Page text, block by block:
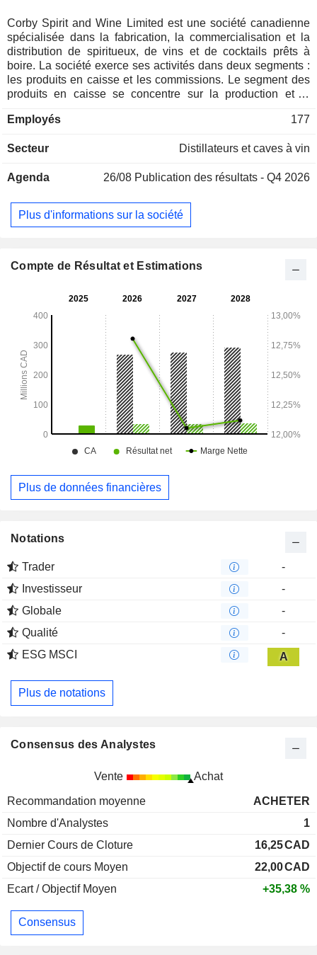
Corby Spirit and Wine Limited est une société canadienne
spécialisée dans la fabrication, la commercialisation et la
distribution de spiritueux, de vins et de cocktails prêts à
boire. La société exerce ses activités dans deux segments :
les produits en caisse et les commissions. Le segment des
produits en caisse se concentre sur la production et la
par la société, notamment les whiskies canadiens J.P.
Polar Ice et les liqueurs McGuinness, ainsi que le gin
épicé Chic Choc, les boissons prêtes à boire Cottage
segment Commissions génère des revenus de commissions
en représentant au Canada des marques internationales de
The Glenlivet et Ballantine’s, le whisky irlandais Jameson,
Employés 177
Secteur Distillateurs et caves à vin
Agenda 26/08 Publication des résultats - Q4 2026
Plus d'informations sur la société
Compte de Résultat et Estimations
Plus de données financières
Notations
Trader
-
Investisseur
-
Globale
-
Qualité
-
ESG MSCI
A
Plus de notations
Consensus des Analystes
Vente Achat
Recommandation moyenne
ACHETER
Nombre d'Analystes
1
Dernier Cours de Cloture
16,25CAD
Objectif de cours Moyen
22,00CAD
Ecart / Objectif Moyen
+35,38 %
Consensus